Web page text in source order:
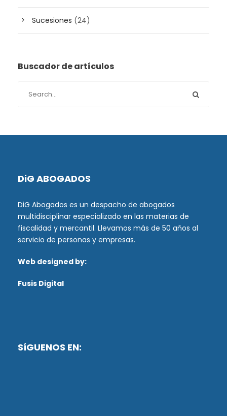
Sucesiones (24)
Buscador de artículos
DiG ABOGADOS
DiG Abogados es un despacho de abogados
multidisciplinar especializado en las materias de
fiscalidad y mercantil. Llevamos más de 50 años al
servicio de personas y empresas.
Web designed by:
Fusis Digital
SíGUENOS EN: